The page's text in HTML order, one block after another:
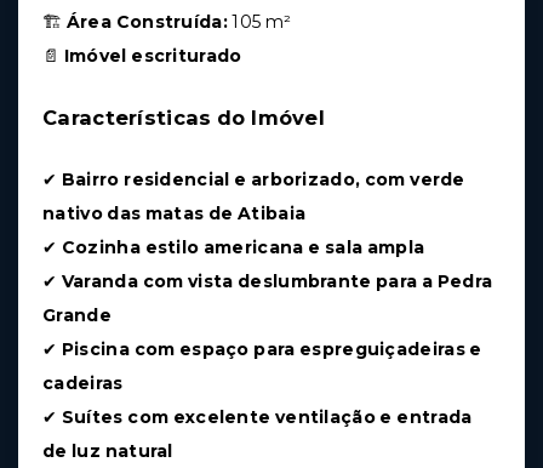
🏗 Área Construída:105 m²
📄 Imóvel escriturado
Características do Imóvel
✔ Bairro residencial e arborizado, com verde
nativo das matas de Atibaia
✔ Cozinha estilo americana e sala ampla
✔ Varanda com vista deslumbrante para a Pedra
Grande
✔ Piscina com espaço para espreguiçadeiras e
cadeiras
✔ Suítes com excelente ventilação e entrada
de luz natural